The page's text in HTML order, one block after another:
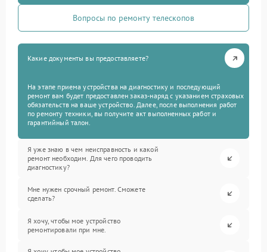
Вопросы по ремонту телескопов
Какие документы вы предоставляете?
На этапе приема устройства на диагностику и последующий
ремонт вам будет предоставлен заказ-наряд с указанием страховых
обязательств на ваше устройство. Далее, после выполнения работ
по ремонту техники, вы получите акт выполненных работ и
гарантийный талон.
Я уже знаю в чем неисправность и какой
ремонт необходим. Для чего проводить
диагностику?
Мне нужен срочный ремонт. Сможете
сделать?
Я хочу, чтобы мое устройство
ремонтировали при мне.